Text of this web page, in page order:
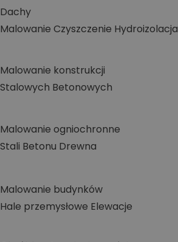
Dachy
Malowanie Czyszczenie Hydroizolacja
Malowanie konstrukcji
Stalowych Betonowych
Malowanie ogniochronne
Stali Betonu Drewna
Malowanie budynków
Hale przemysłowe Elewacje